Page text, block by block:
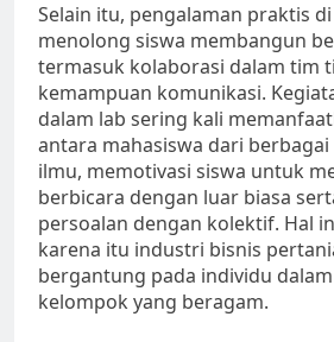
Selain itu, pengalaman praktis
menolong siswa membangun
termasuk kolaborasi dalam tim
kemampuan komunikasi.
dalam lab sering kali
antara mahasiswa dari
ilmu, memotivasi siswa untuk
berbicara dengan luar biasa
persoalan dengan kolektif. Hal
karena itu industri bisnis
bergantung pada individu
kelompok yang beragam.